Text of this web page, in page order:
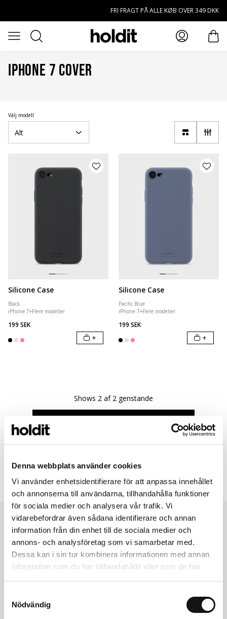
Denna webbplats använder cookies
Vi använder enhetsidentifierare för att anpassa innehållet
och annonserna till användarna, tillhandahålla funktioner
för sociala medier och analysera vår trafik. Vi
vidarebefordrar även sådana identifierare och annan
information från din enhet till de sociala medier och
annons- och analysföretag som vi samarbetar med.
Dessa kan i sin tur kombinera informationen med annan
information som du har tillhandahållit eller som de har
Nödvändig
FRI FRAGT PÅ ALLE KØB OVER 349 DKK
Öppna meny
Søg
iPhone 7 Cover
Välj modell
Alt
Silicone Case
Black
iPhone 7+Flere modeller
199 SEK
+
Silicone Case
Pacific Blue
iPhone 7+Flere modeller
199 SEK
+
Shows 2 af 2 genstande
Passar:
iPhone 15 Pro Max iPhone 15 Pro iPhonen 15 Plus
iPhone 15
iPhone 14 Pro Max
iPhone 14 Pro iPhone 14 Plus
iPhone 14
iPhone 11
iPhone 8
iPhone SE 2020